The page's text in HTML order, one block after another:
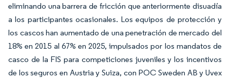
eliminando una barrera de fricción que anteriormente disuadía
a los participantes ocasionales. Los equipos de protección y
los cascos han aumentado de una penetración de mercado del
18% en 2015 al 67% en 2025, impulsados por los mandatos de
casco de la FIS para competiciones juveniles y los incentivos
de los seguros en Austria y Suiza, con POC Sweden AB y Uvex